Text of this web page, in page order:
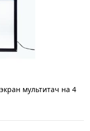
мультитач на 4